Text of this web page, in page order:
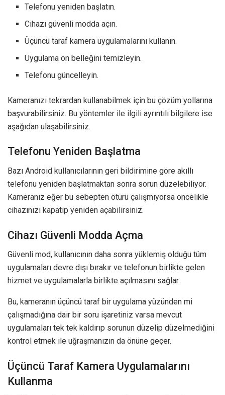
Telefonu yeniden başlatın.
Cihazı güvenli modda açın.
Üçüncü taraf kamera uygulamalarını kullanın.
Uygulama ön belleğini temizleyin.
Telefonu güncelleyin.
Kameranızı tekrardan kullanabilmek için bu çözüm yollarına
başvurabilirsiniz. Bu yöntemler ile ilgili ayrıntılı bilgilere ise
aşağıdan ulaşabilirsiniz.
Telefonu Yeniden Başlatma
Bazı Android kullanıcılarının geri bildirimine göre akıllı
telefonu yeniden başlatmaktan sonra sorun düzelebiliyor.
Kameranız eğer bu sebepten ötürü çalışmıyorsa öncelikle
cihazınızı kapatıp yeniden açabilirsiniz.
Cihazı Güvenli Modda Açma
Güvenli mod, kullanıcının daha sonra yüklemiş olduğu tüm
uygulamaları devre dışı bırakır ve telefonun birlikte gelen
hizmet ve uygulamalarla birlikte açılmasını sağlar.
Bu, kameranın üçüncü taraf bir uygulama yüzünden mi
çalışmadığına dair bir soru işaretiniz varsa mevcut
uygulamaları tek tek kaldırıp sorunun düzelip düzelmediğini
kontrol etmek ile uğraşmanızın da önüne geçer.
Üçüncü Taraf Kamera Uygulamalarını
Kullanma